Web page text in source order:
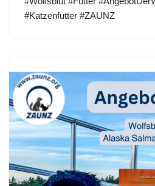
#Katzenfutter #ZAUNZ